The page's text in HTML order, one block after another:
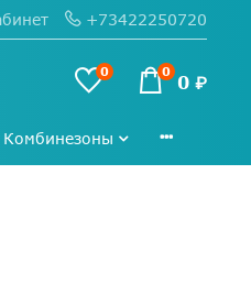
+73422250720
0 0 0 ₽
Комбинезоны